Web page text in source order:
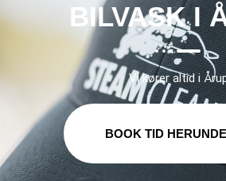
BILVASK I
Vi kører altid i
BOOK TID